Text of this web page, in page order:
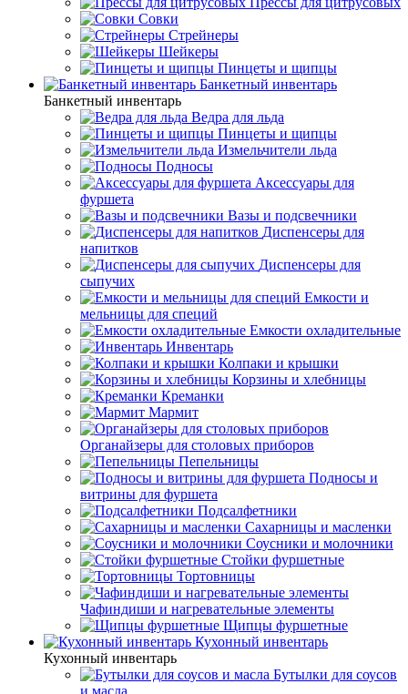
Совки
Стрейнеры
Шейкеры
Пинцеты и щипцы
Банкетный инвентарь
Банкетный инвентарь
Ведра для льда
Пинцеты и щипцы
Измельчители льда
Подносы
Аксессуары для
фуршета
Вазы и подсвечники
Диспенсеры для
напитков
Диспенсеры для
сыпучих
Емкости и
мельницы для специй
Емкости охладительные
Инвентарь
Колпаки и крышки
Корзины и хлебницы
Креманки
Мармит
Органайзеры для столовых приборов
Пепельницы
Подносы и
витрины для фуршета
Подсалфетники
Сахарницы и масленки
Соусники и молочники
Стойки фуршетные
Тортовницы
Чафиндиши и нагревательные элементы
Щипцы фуршетные
Кухонный инвентарь
Кухонный инвентарь
Бутылки для соусов
и масла